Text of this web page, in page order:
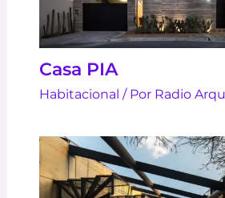
Casa PIA
Habitacional / Por Radio